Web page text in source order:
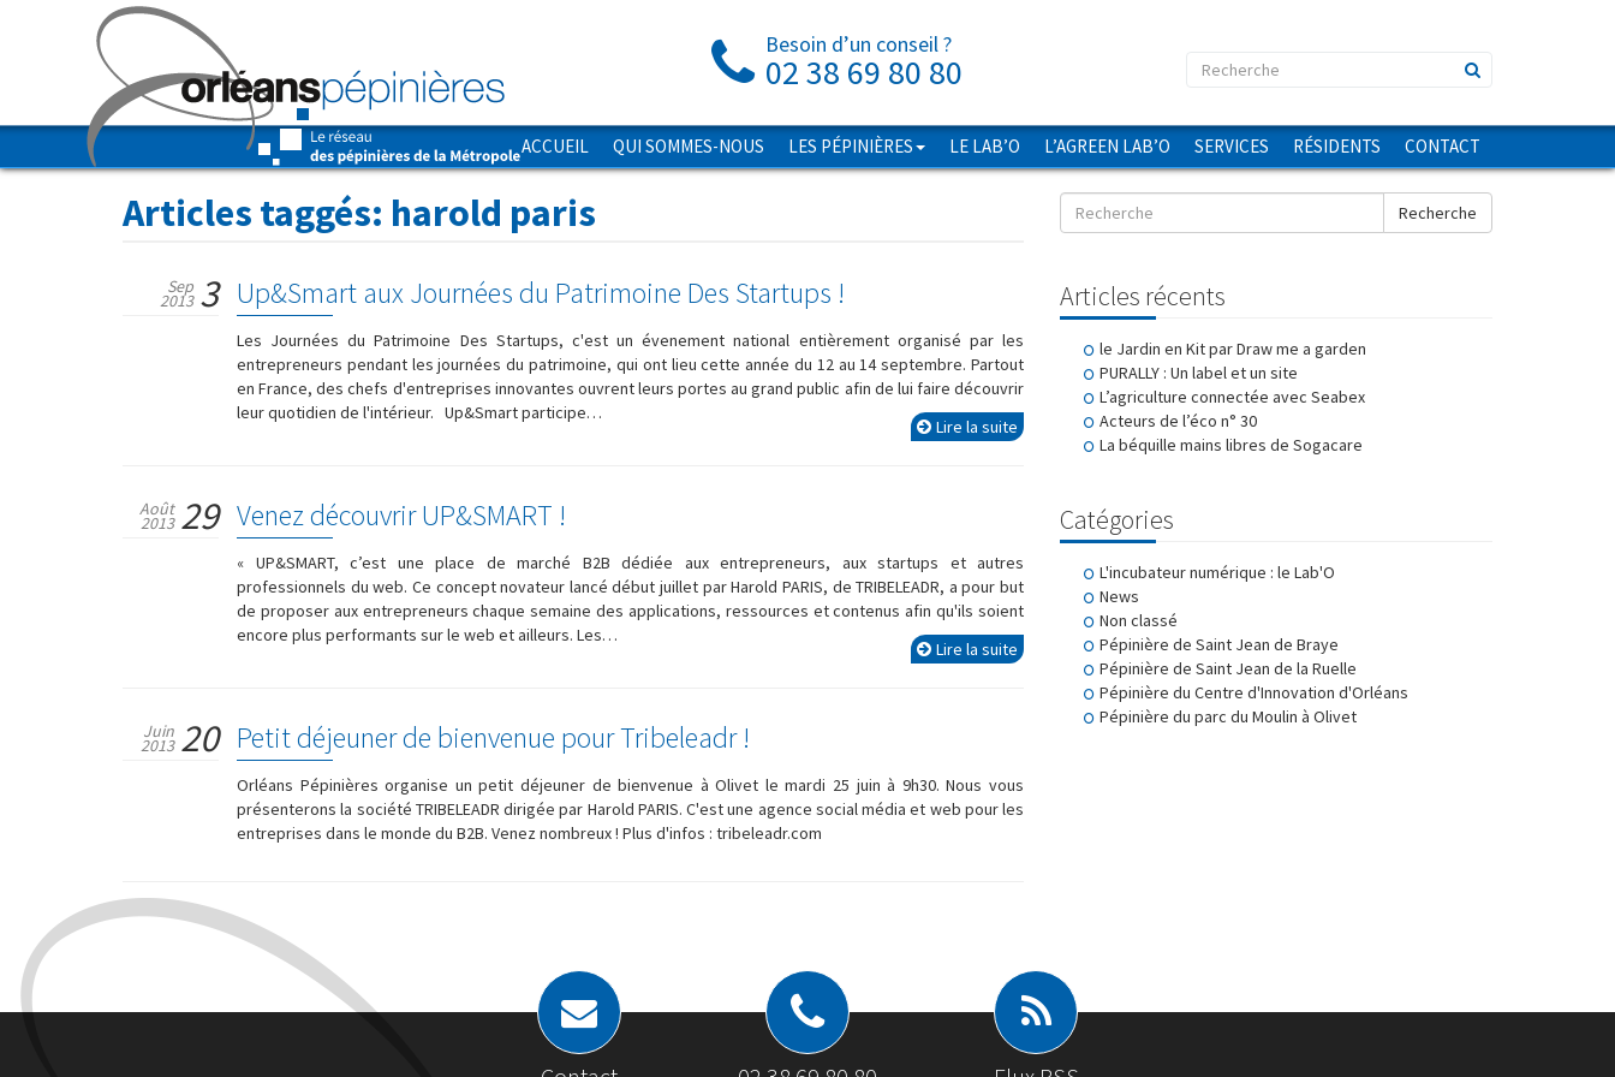
Besoin d’un conseil ?
02 38 69 80 80
ACCUEIL QUI SOMMES-NOUS LES PÉPINIÈRES LE LAB’O L’AGREEN LAB’O SERVICES RÉSIDENTS CONTACT
Articles taggés: harold paris
Up&Smart aux Journées du Patrimoine Des Startups !
Sep
2013 3
Les Journées du Patrimoine Des Startups, c'est un évenement national entièrement organisé par les
entrepreneurs pendant les journées du patrimoine, qui ont lieu cette année du 12 au 14 septembre. Partout
en France, des chefs d'entreprises innovantes ouvrent leurs portes au grand public afin de lui faire découvrir
leur quotidien de l'intérieur. Up&Smart participe…
Lire la suite
Venez découvrir UP&SMART !
Août
2013 29
« UP&SMART, c’est une place de marché B2B dédiée aux entrepreneurs, aux startups et autres
professionnels du web. Ce concept novateur lancé début juillet par Harold PARIS, de TRIBELEADR, a pour but
de proposer aux entrepreneurs chaque semaine des applications, ressources et contenus afin qu'ils soient
encore plus performants sur le web et ailleurs. Les…
Lire la suite
Petit déjeuner de bienvenue pour Tribeleadr !
Juin
2013 20
Orléans Pépinières organise un petit déjeuner de bienvenue à Olivet le mardi 25 juin à 9h30. Nous vous
présenterons la société TRIBELEADR dirigée par Harold PARIS. C'est une agence social média et web pour les
entreprises dans le monde du B2B. Venez nombreux ! Plus d'infos : tribeleadr.com
Recherche
Articles récents
le Jardin en Kit par Draw me a garden
PURALLY : Un label et un site
L’agriculture connectée avec Seabex
Acteurs de l’éco n° 30
La béquille mains libres de Sogacare
Catégories
L'incubateur numérique : le Lab'O
News
Non classé
Pépinière de Saint Jean de Braye
Pépinière de Saint Jean de la Ruelle
Pépinière du Centre d'Innovation d'Orléans
Pépinière du parc du Moulin à Olivet